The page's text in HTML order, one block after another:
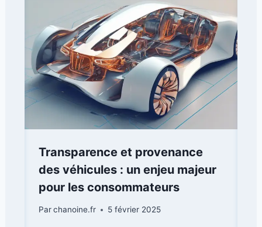
Transparence et provenance
des véhicules : un enjeu majeur
pour les consommateurs
Parchanoine.fr 5 février 2025